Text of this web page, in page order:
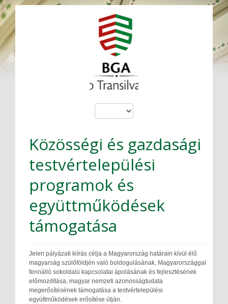
Közösségi és gazdasági
testvértelepülési
programok és
együttműködések
támogatása
Jelen pályázati kiírás célja a Magyarország határain kívül élő
magyarság szülőföldjén való boldogulásának, Magyarországgal
fennálló sokoldalú kapcsolatai ápolásának és fejlesztésének
előmozdítása, magyar nemzeti azonosságtudata
megerősítésének támogatása a testvértelepülési
együttműködések erősítése útján.